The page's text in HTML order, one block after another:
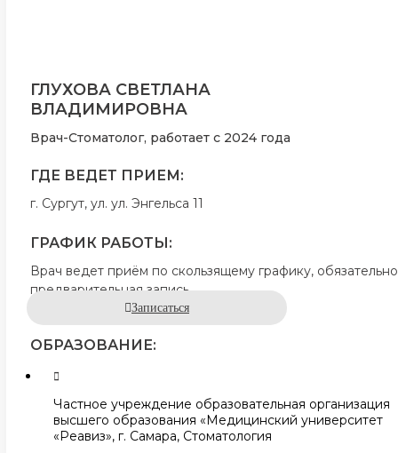
ГЛУХОВА СВЕТЛАНА
ВЛАДИМИРОВНА
Врач-Стоматолог, работает с 2024 года
ГДЕ ВЕДЕТ ПРИЕМ:
г. Сургут, ул. ул. Энгельса 11
ГРАФИК РАБОТЫ:
Врач ведет приём по скользящему графику, обязательно
предварительная запись
Записаться
ОБРАЗОВАНИЕ:
Частное учреждение образовательная организация
высшего образования «Медицинский университет
«Реавиз», г. Самара, Стоматология